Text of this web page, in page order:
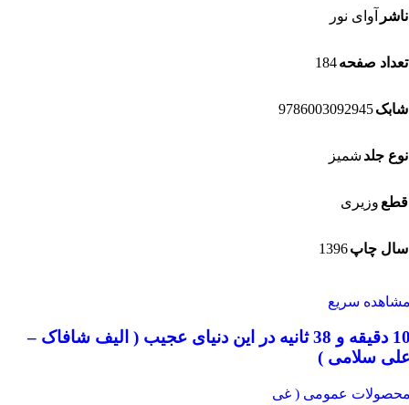
آوای نور
صفحه184
9786003092945
جلدشمیز
وزیری
چاپ1396
سریع
10 دقیقه و 38 ثانیه در این دنیای عجیب ( الیف شافاک –
سلامی )
عمومی ( غی